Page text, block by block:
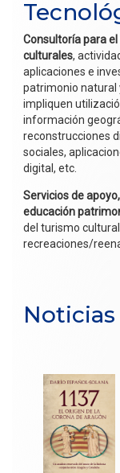
Consultoría para
culturales,
aplicaciones e
patrimonio natural
impliquen
información
reconstrucciones
sociales,
digital, etc.
Servicios de
educación
del turismo
recreaciones/